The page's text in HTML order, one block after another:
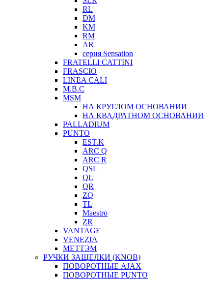
RL
DM
KM
RM
AR
серия Sensation
FRATELLI CATTINI
FRASCIO
LINEA CALI
M.B.C
MSM
НА КРУГЛОМ ОСНОВАНИИ
НА КВАДРАТНОМ ОСНОВАНИИ
PALLADIUM
PUNTO
EST.K
ARC Q
ARC R
QSL
QL
QR
ZQ
TL
Maestro
ZR
VANTAGE
VENEZIA
МЕТТЭМ
РУЧКИ ЗАЩЕЛКИ (KNOB)
ПОВОРОТНЫЕ AJAX
ПОВОРОТНЫЕ PUNTO